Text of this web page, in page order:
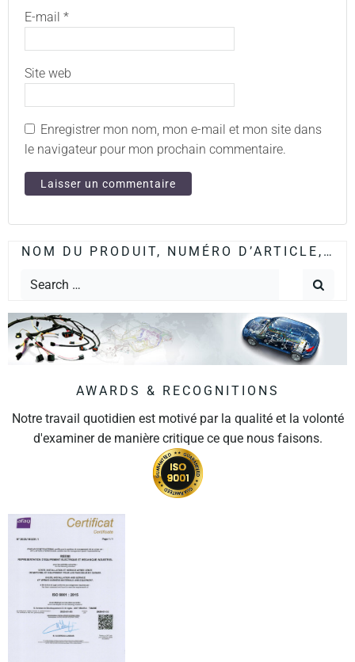
E-mail *
Site web
Enregistrer mon nom, mon e-mail et mon site dans
le navigateur pour mon prochain commentaire.
NOM DU PRODUIT, NUMÉRO D’ARTICLE,…
AWARDS & RECOGNITIONS
Notre travail quotidien est motivé par la qualité et la volonté
d'examiner de manière critique ce que nous faisons.